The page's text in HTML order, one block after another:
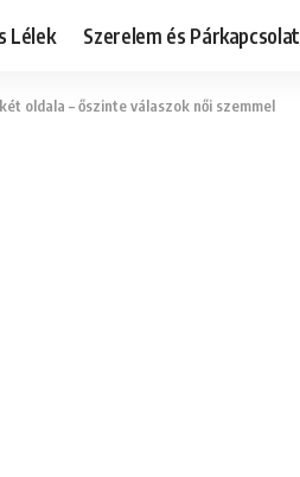
Lélek Szerelem és Párkapcsolat
oldala – őszinte válaszok női szemmel